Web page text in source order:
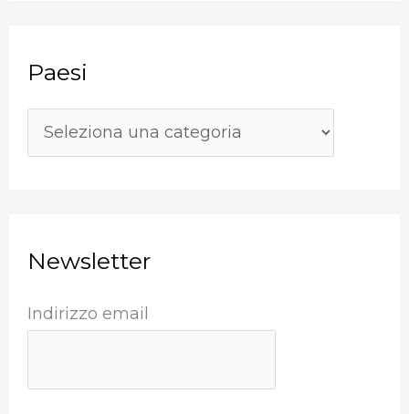
a
:
Paesi
Newsletter
Indirizzo email